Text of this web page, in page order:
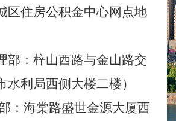
区住房公积金中心网点地
部：梓山西路与金山路交
水利局西侧大楼二楼）
：海棠路盛世金源大厦西